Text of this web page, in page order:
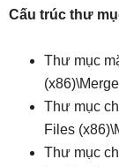
Cấu trúc thư
Thư mục
Thư mục
Files
Thư mục